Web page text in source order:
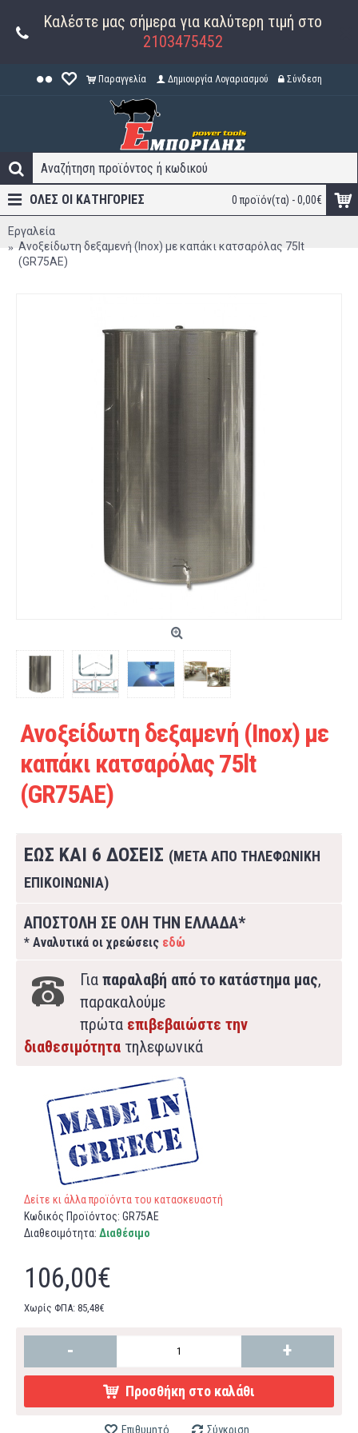
Καλέστε μας σήμερα για καλύτερη τιμή στο
2103475452
Παραγγελία Δημιουργία Λογαριασμού Σύνδεση
0 προϊόν(τα) - 0,00€
ΟΛΕΣ ΟΙ ΚΑΤΗΓΟΡΊΕΣ
Εργαλεία
Ανοξείδωτη δεξαμενή (Inox) με καπάκι κατσαρόλας 75lt
(GR75AE)
Ανοξείδωτη δεξαμενή (Inox) με
καπάκι κατσαρόλας 75lt
(GR75AE)
ΕΩΣ ΚΑΙ 6 ΔΟΣΕΙΣ (ΜΕΤΑ ΑΠΟ ΤΗΛΕΦΩΝΙΚΗ
ΕΠΙΚΟΙΝΩΝΙΑ)
ΑΠΟΣΤΟΛΗ ΣΕ ΟΛΗ ΤΗΝ ΕΛΛΑΔΑ*
* Αναλυτικά οι χρεώσεις εδώ
Για παραλαβή από το κατάστημα μας,
παρακαλούμε
πρώτα επιβεβαιώστε την
διαθεσιμότητα τηλεφωνικά
Δείτε κι άλλα προϊόντα του κατασκευαστή
Κωδικός Προϊόντος: GR75AE
Διαθεσιμότητα: Διαθέσιμο
106,00€
Χωρίς ΦΠΑ: 85,48€
- +
Προσθήκη στο καλάθι
Επιθυμητό Σύγκριση